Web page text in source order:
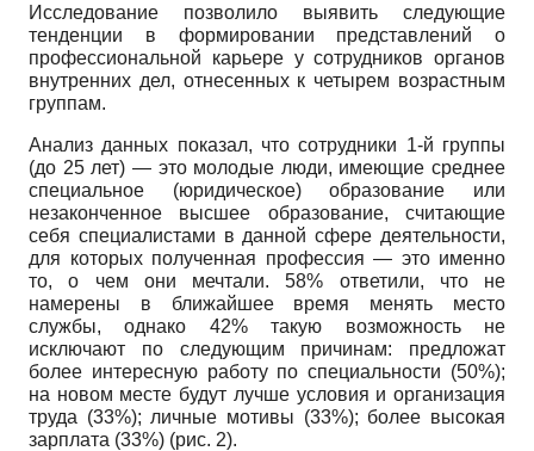
Исследование позволило выявить следующие
тенденции в формировании представлений о
профессиональной карьере у сотрудников органов
внутренних дел, отнесенных к четырем возрастным
группам.
Анализ данных показал, что сотрудники 1-й группы
(до 25 лет) — это молодые люди, имеющие среднее
специальное (юридическое) образование или
незаконченное высшее образование, считающие
себя специалистами в данной сфере деятельности,
для которых полученная профессия — это именно
то, о чем они мечтали. 58% ответили, что не
намерены в ближайшее время менять место
службы, однако 42% такую возможность не
исключают по следующим причинам: предложат
более интересную работу по специальности (50%);
на новом месте будут лучше условия и организация
труда (33%); личные мотивы (33%); более высокая
зарплата (33%) (рис. 2).